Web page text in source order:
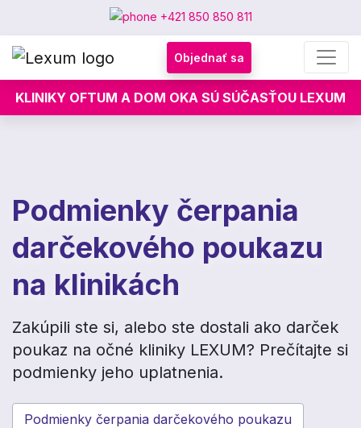
+421 850 850 811
Objednať sa
KLINIKY OFTUM A DOM OKA SÚ SÚČASŤOU LEXUM
Podmienky čerpania
darčekového poukazu
na klinikách
Zakúpili ste si, alebo ste dostali ako darček
poukaz na očné kliniky LEXUM? Prečítajte si
podmienky jeho uplatnenia.
Podmienky čerpania darčekového poukazu